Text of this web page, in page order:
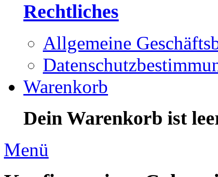
Rechtliches
Allgemeine
Warenkorb
Dein Warenkorb ist
Menü